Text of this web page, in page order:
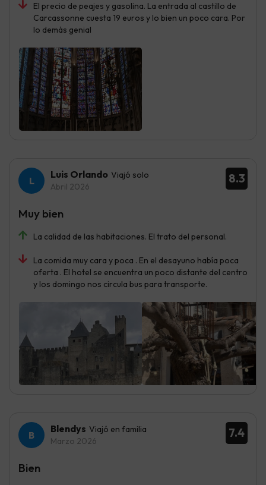
El precio de peajes y gasolina. La entrada al castillo de
Carcassonne cuesta 19 euros y lo bien un poco cara. Por
lo demás genial
8.3
Luis Orlando Viajó solo
Abril 2026
La calidad de las habitaciones. El trato del personal.
La comida muy cara y poca . En el desayuno había poca
oferta . El hotel se encuentra un poco distante del centro
y los domingo nos circula bus para transporte.
Muy bien
7.4
Blendys Viajó en familia
Marzo 2026
Bien